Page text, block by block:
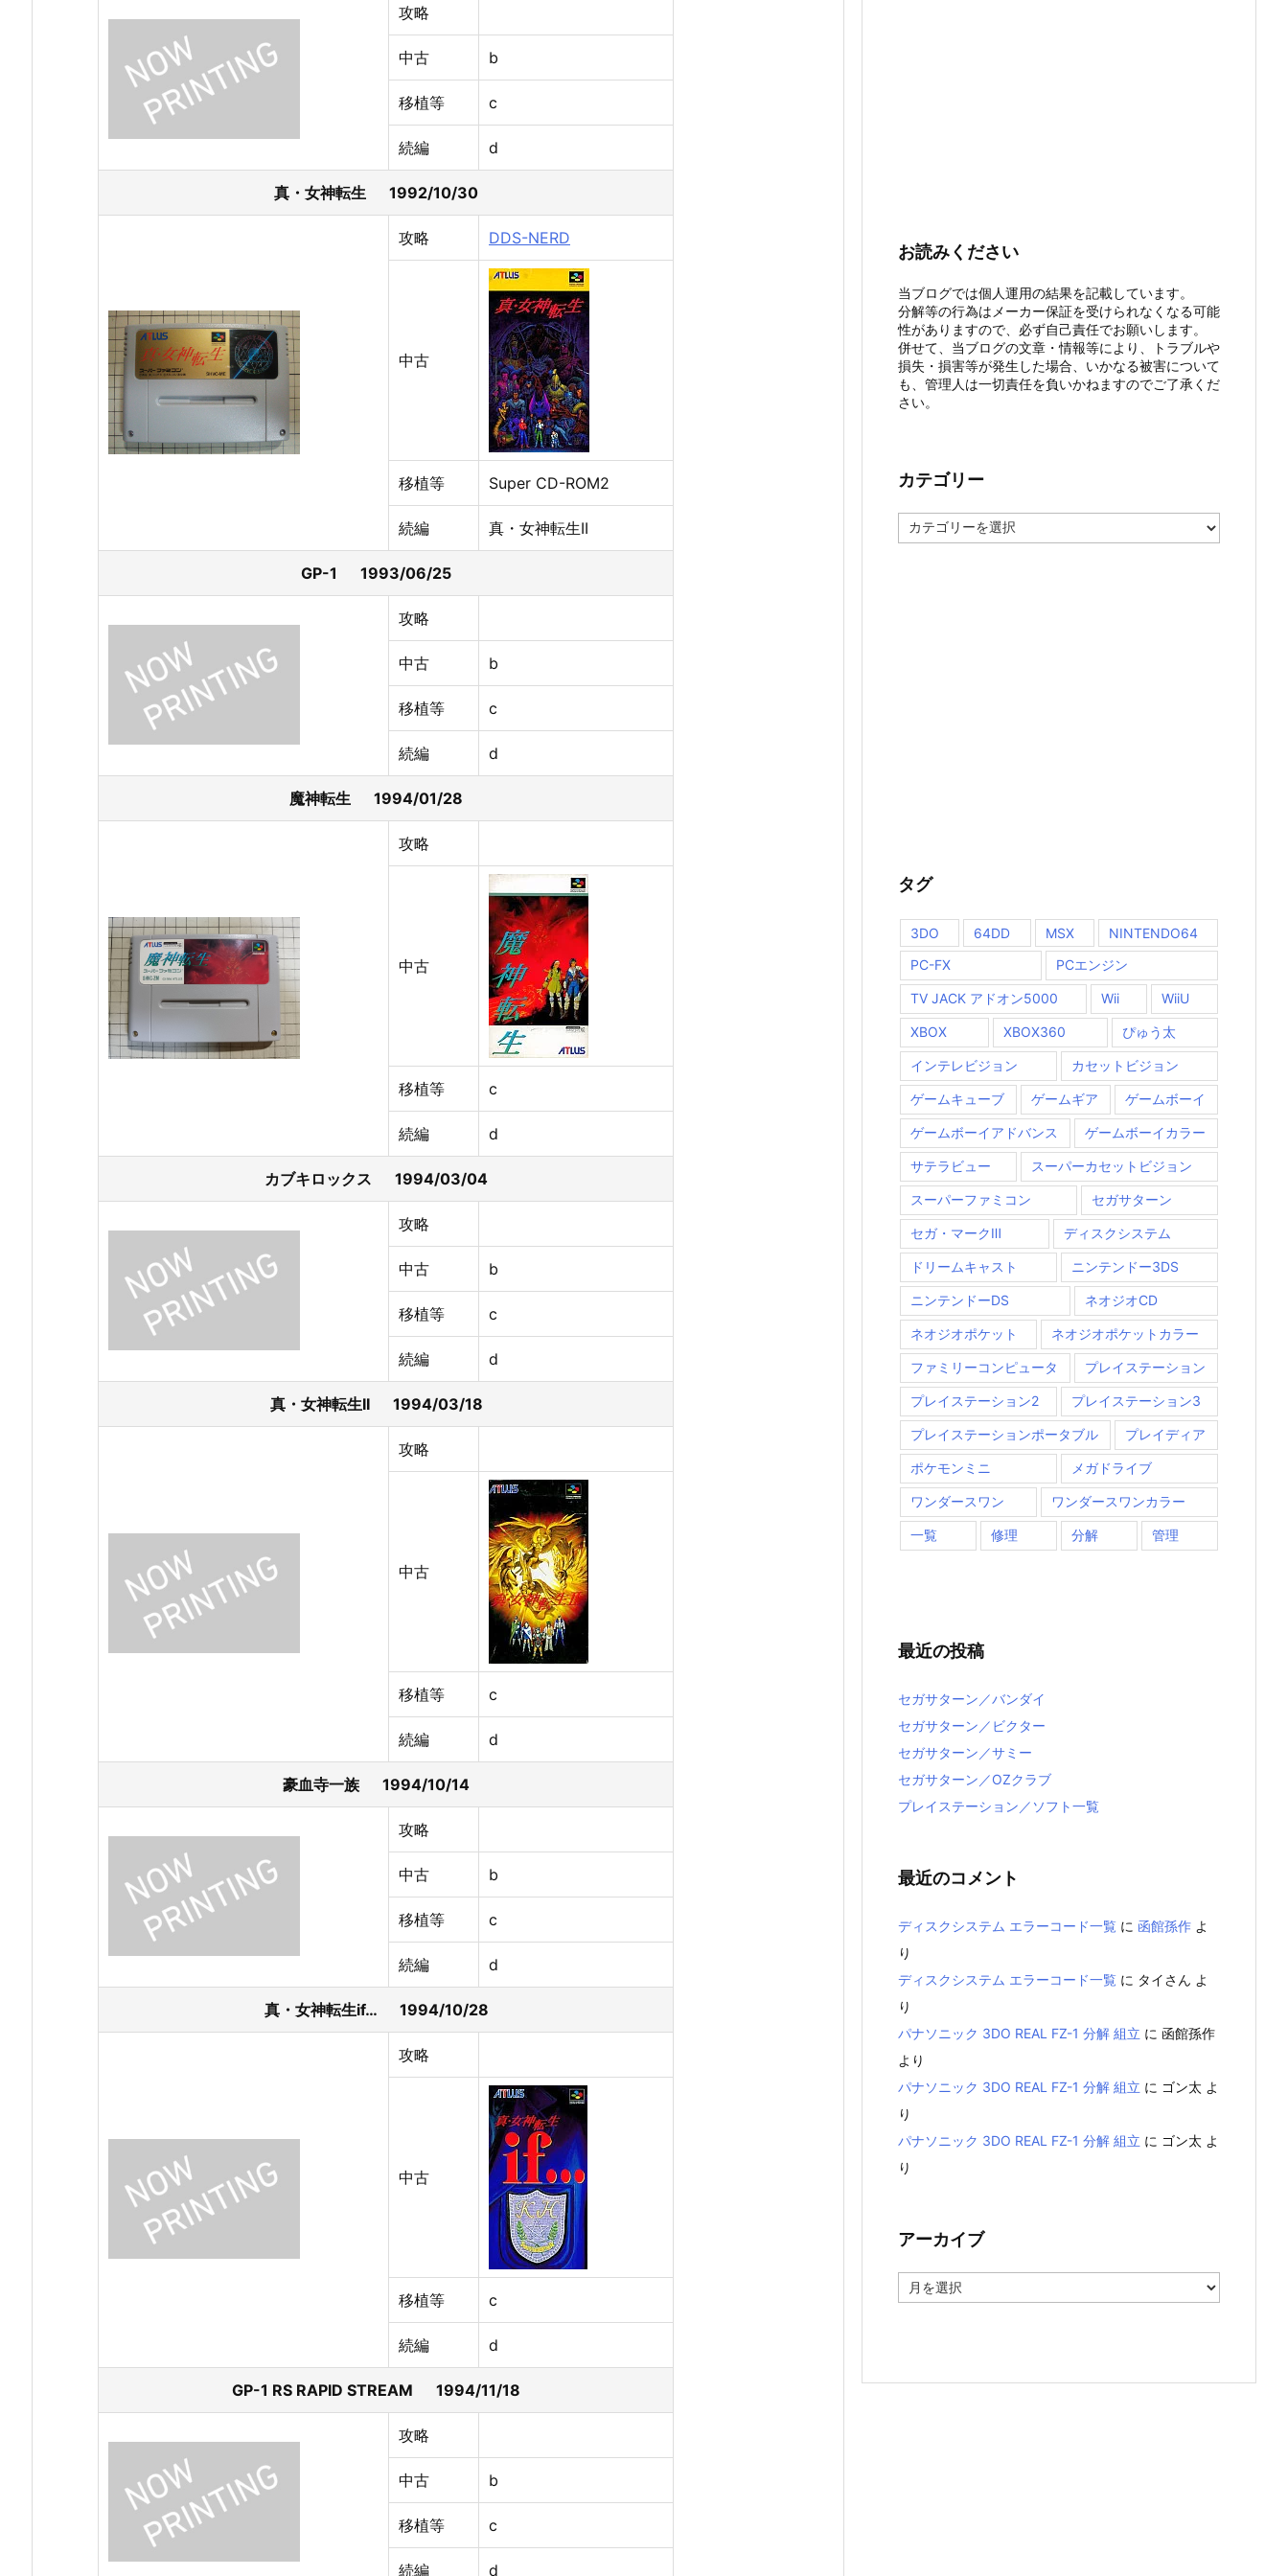
攻略
中古 b
移植等 c
続編 d
真・女神転生 1992/10/30
攻略 DDS-NERD
中古
移植等 Super CD-ROM2
続編 真・女神転生II
GP-1 1993/06/25
攻略
中古 b
移植等 c
続編 d
魔神転生 1994/01/28
攻略
中古
移植等 c
続編 d
カブキロックス 1994/03/04
攻略
中古 b
移植等 c
続編 d
真・女神転生II 1994/03/18
攻略
中古
移植等 c
続編 d
豪血寺一族 1994/10/14
攻略
中古 b
移植等 c
続編 d
真・女神転生if… 1994/10/28
攻略
中古
移植等 c
続編 d
GP-1 RS RAPID STREAM 1994/11/18
攻略
中古 b
移植等 c
続編 d
お読みください
当ブログでは個人運用の結果を記載しています。
分解等の行為はメーカー保証を受けられなくなる可能
性がありますので、必ず自己責任でお願いします。
併せて、当ブログの文章・情報等により、トラブルや
損失・損害等が発生した場合、いかなる被害について
も、管理人は一切責任を負いかねますのでご了承くだ
さい。
カテゴリー
テ
タグ
3DO 64DD MSX
NINTENDO64
PC-FX
PCエンジン
TV JACK アドオン5000 Wii WiiU
XBOX XBOX360 ぴゅう太
インテレビジョン カセットビジョン
ゲームキューブ ゲームギア ゲームボーイ
ゲームボーイアドバンス ゲームボーイカラー
サテラビュー スーパーカセットビジョン
スーパーファミコン セガサターン
セガ・マークⅢ ディスクシステム
ドリームキャスト ニンテンドー3DS
ニンテンドーDS ネオジオCD
ネオジオポケット ネオジオポケットカラー
ファミリーコンピュータ プレイステーション
プレイステーション2 プレイステーション3
プレイステーションポータブル プレイディア
ポケモンミニ メガドライブ
ワンダースワン ワンダースワンカラー
一覧 修理 分解 管理
最近の投稿
セガサターン／バンダイ
セガサターン／ビクター
セガサターン／サミー
セガサターン／OZクラブ
プレイステーション／ソフト一覧
最近のコメント
ディスクシステム エラーコード一覧 に 函館孫作 よ
り
ディスクシステム エラーコード一覧 に タイさん よ
り
パナソニック 3DO REAL FZ-1 分解 組立 に 函館孫作
より
パナソニック 3DO REAL FZ-1 分解 組立 に ゴン太 よ
り
パナソニック 3DO REAL FZ-1 分解 組立 に ゴン太 よ
り
アーカイブ
ー